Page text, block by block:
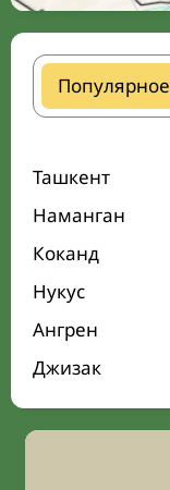
Популярное
Ташкент
Наманган
Коканд
Нукус
Ангрен
Джизак